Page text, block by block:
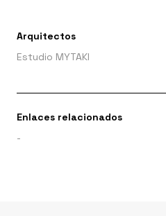
Arquitectos
Estudio MYTAKI
Enlaces relacionados
-